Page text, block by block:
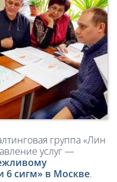
группа «Лин
услуг —
6 сигм» в Москве.